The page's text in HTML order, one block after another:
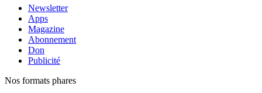
Newsletter
Apps
Magazine
Abonnement
Don
Publicité
Nos formats phares